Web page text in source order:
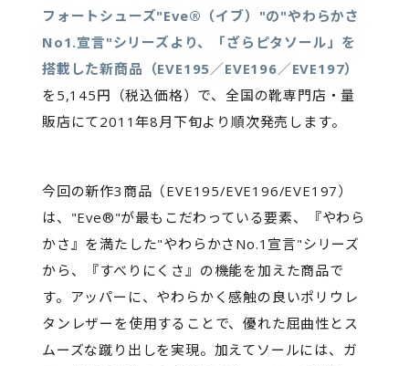
フォートシューズ"Eve®（イブ）"の"やわらかさ
No1.宣言"シリーズより、「ざらピタソール」を
搭載した新商品（EVE195／EVE196／EVE197）
を5,145円（税込価格）で、全国の靴専門店・量
販店にて2011年8月下旬より順次発売します。
今回の新作3商品（EVE195/EVE196/EVE197）
は、"Eve®"が最もこだわっている要素、『やわら
かさ』を満たした"やわらかさNo.1宣言"シリーズ
から、『すべりにくさ』の機能を加えた商品で
す。アッパーに、やわらかく感触の良いポリウレ
タンレザーを使用することで、優れた屈曲性とス
ムーズな蹴り出しを実現。加えてソールには、ガ